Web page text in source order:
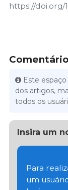
https://doi.org/
Este
dos artigos,
todos os
Insira um
Para
um